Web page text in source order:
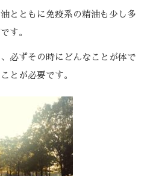
とともに免疫系の精油も少し多
す。
必ずその時にどんなことが体で
とが必要です。